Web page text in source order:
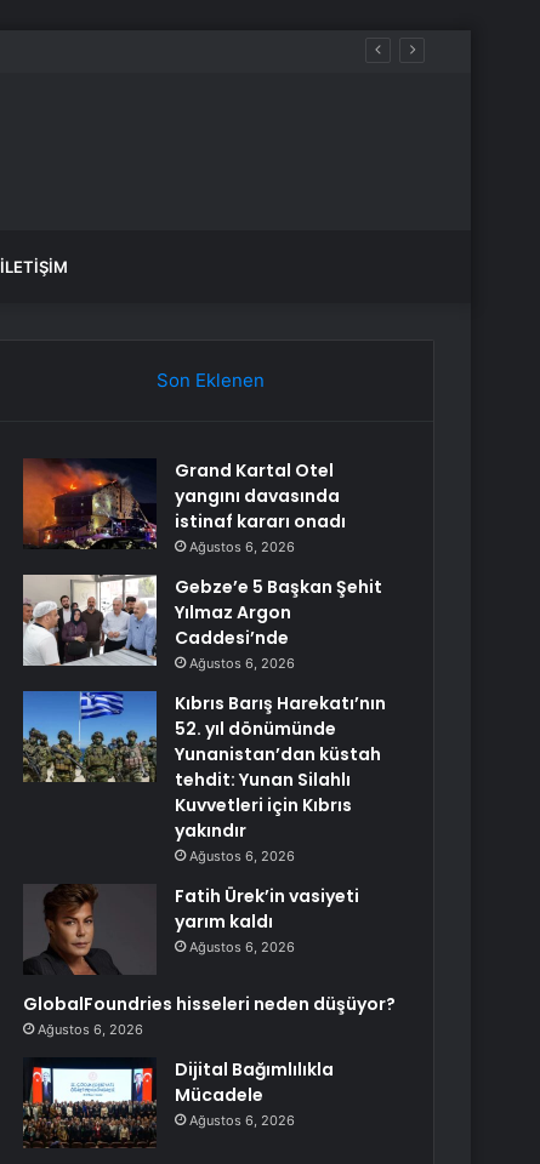
İLETIŞIM
Son Eklenen
Grand Kartal Otel
yangını davasında
istinaf kararı onadı
Ağustos 6, 2026
Gebze’e 5 Başkan Şehit
Yılmaz Argon
Caddesi’nde
Ağustos 6, 2026
Kıbrıs Barış Harekatı’nın
52. yıl dönümünde
Yunanistan’dan küstah
tehdit: Yunan Silahlı
Kuvvetleri için Kıbrıs
yakındır
Ağustos 6, 2026
Fatih Ürek’in vasiyeti
yarım kaldı
Ağustos 6, 2026
GlobalFoundries hisseleri neden düşüyor?
Ağustos 6, 2026
Dijital Bağımlılıkla
Mücadele
Ağustos 6, 2026